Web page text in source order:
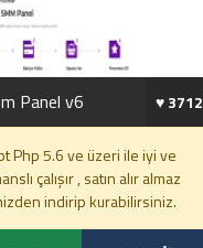
Panel v6 ♥️ 3712
Php 5.6 ve üzeri ile iyi ve
çalışır , satın alır almaz
indirip kurabilirsiniz.